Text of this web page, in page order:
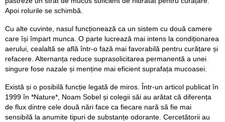
Apoi rolurile se schimbă.
Cu alte cuvinte, nasul funcționează ca un sistem cu două camere
care își împart munca. O parte lucrează mai intens la condiționarea
aerului, cealaltă se află într-o fază mai favorabilă pentru curățare și
refacere. Alternanța reduce suprasolicitarea permanentă a unei
singure fose nazale și menține mai eficient suprafața mucoasei.
Există și o posibilă funcție legată de miros. Într-un articol publicat în
1999 în *Nature*, Noam Sobel și colegii săi au arătat că diferența
de flux dintre cele două nări face ca fiecare nară să fie mai
sensibilă la anumite tipuri de substanțe odorante. Cercetătorii au